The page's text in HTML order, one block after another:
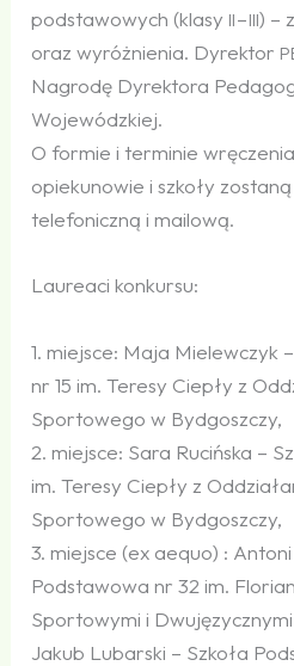
podstawowych (klasy II–III) –
oraz wyróżnienia. Dyrektor
Nagrodę Dyrektora
Wojewódzkiej.
O formie i terminie
opiekunowie i szkoły
telefoniczną i mailową.
Laureaci konkursu:
1. miejsce: Maja Mielewczyk
nr 15 im. Teresy Ciepły z
Sportowego w Bydgoszczy,
2. miejsce: Sara Rucińska –
im. Teresy Ciepły z
Sportowego w Bydgoszczy,
3. miejsce (ex aequo) :
Podstawowa nr 32 im.
Sportowymi i
Jakub Lubarski – Szkoła